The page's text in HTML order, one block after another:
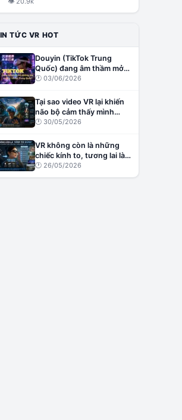
Cãi?
TỨC VR HOT
Douyin (TikTok Trung
Quốc) đang âm thầm mở
đường cho creator VR tại
🕐 03/06/2026
Tại sao video VR lại khiến
não bộ cảm thấy mình
đang thật sự ở đó?
🕐 30/05/2026
VR không còn là những
chiếc kính to, tương lai là
những chiếc kính nhẹ,
thông minh và đầy cảm
🕐 26/05/2026